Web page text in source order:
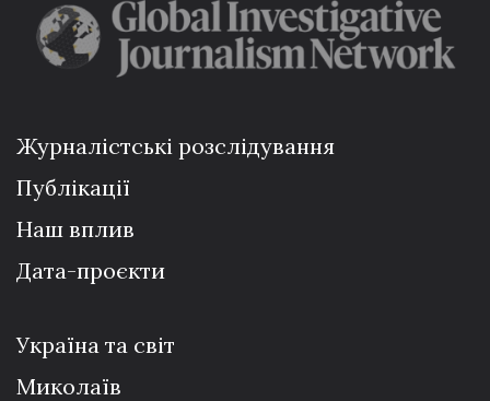
Журналістські розслідування
Публікації
Наш вплив
Дата-проєкти
Україна та світ
Миколаїв